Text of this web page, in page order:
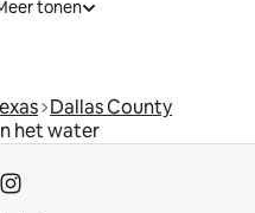
tonen
Dallas County
het water